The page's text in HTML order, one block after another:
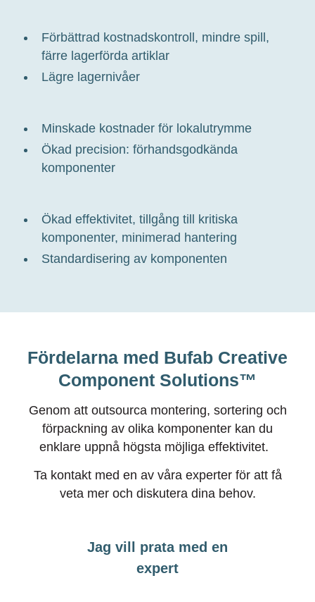
Förbättrad kostnadskontroll, mindre spill,
färre lagerförda artiklar
Lägre lagernivåer
Minskade kostnader för lokal utrymme
Ökad precision: förhandsgodkända
komponenter
Ökad effektivitet, tillgång till kritiska
komponenter, minimerad hantering
Standardisering av komponenten
Fördelarna med Bufab Creative
Component Solutions™
Genom att outsourca montering, sortering och
förpackning av olika komponenter kan du
enklare uppnå högsta möjliga effektivitet.
Ta kontakt med en av våra experter för att få
veta mer och diskutera dina behov.
Jag vill prata med en
expert